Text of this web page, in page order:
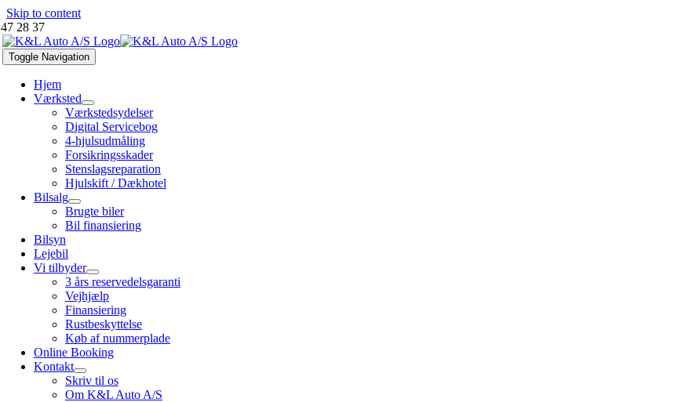
Skip to content
28 37
Toggle Navigation
Hjem
Værksted
Værkstedsydelser
Digital Servicebog
4-hjulsudmåling
Forsikringsskader
Stenslagsreparation
Hjulskift / Dækhotel
Bilsalg
Brugte biler
Bil finansiering
Bilsyn
Lejebil
Vi tilbyder
3 års reservedelsgaranti
Vejhjælp
Finansiering
Rustbeskyttelse
Køb af nummerplade
Online Booking
Kontakt
Skriv til os
Om K&L Auto A/S